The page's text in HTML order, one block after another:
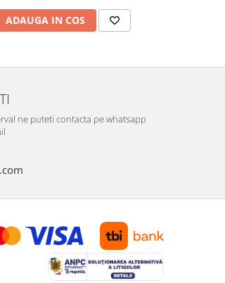
ADAUGA IN COS
ne puteti contacta pe whatsapp